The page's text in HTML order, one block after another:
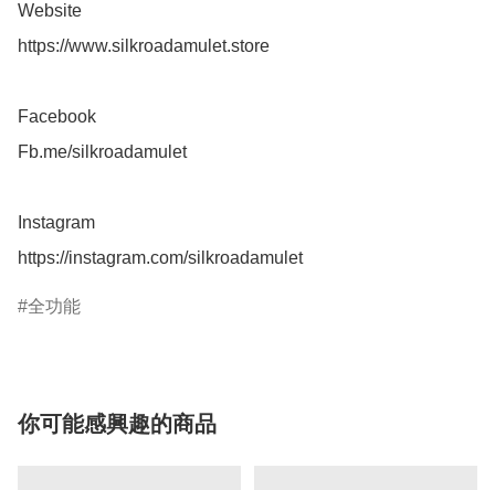
Website
https://www.silkroadamulet.store
Facebook
Fb.me/silkroadamulet
Instagram
全功能
你可能感興趣的商品